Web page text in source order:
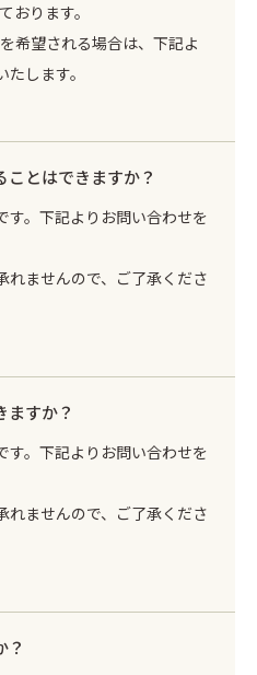
おります。
希望される場合は、下記よ
します。
とはできますか？
す。下記よりお問い合わせを
れませんので、ご了承くださ
ますか？
す。下記よりお問い合わせを
れませんので、ご了承くださ
？